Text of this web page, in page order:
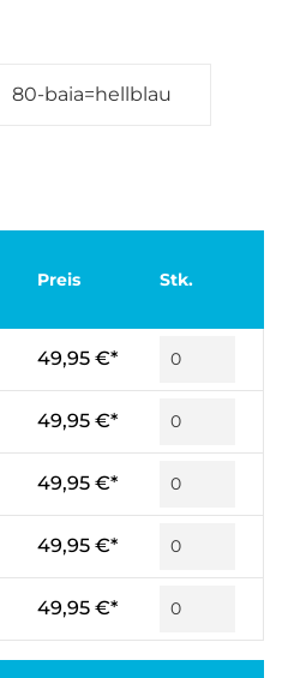
80-baia=hellblau
Preis Stk.
49,95 €*
49,95 €*
49,95 €*
49,95 €*
49,95 €*